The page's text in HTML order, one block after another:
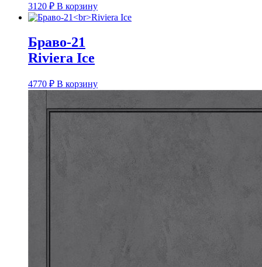
3120 ₽ В корзину
Браво-21
Riviera Ice
4770 ₽ В корзину